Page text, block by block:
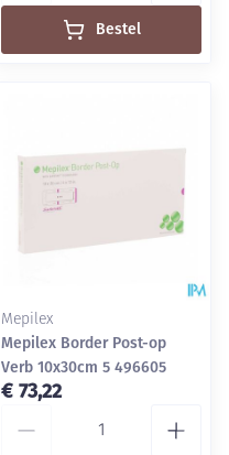
Bestel
Mepilex
Mepilex Border Post-op
Verb 10x30cm 5 496605
€ 73,22